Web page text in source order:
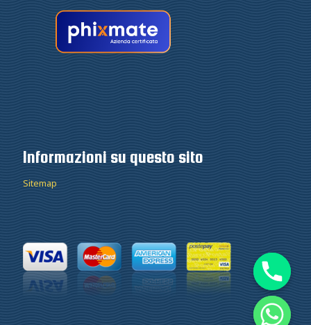
Informazioni su questo sito
Sitemap